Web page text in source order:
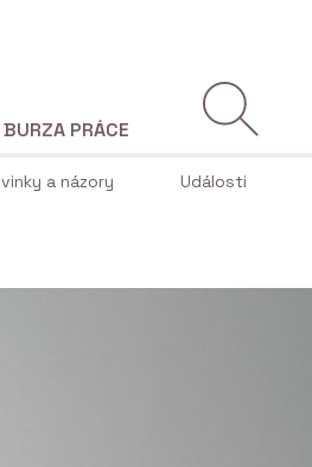
a názory Události
BURZA PRÁCE